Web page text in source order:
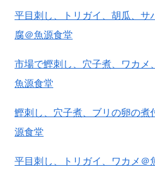
平目刺し、トリガイ、胡瓜、サ
腐＠魚源食堂
市場で鰹刺し、穴子煮、ワカメ
魚源食堂
鰹刺し、穴子煮、ブリの卵の煮
源食堂
平目刺し、トリガイ、ワカメ＠